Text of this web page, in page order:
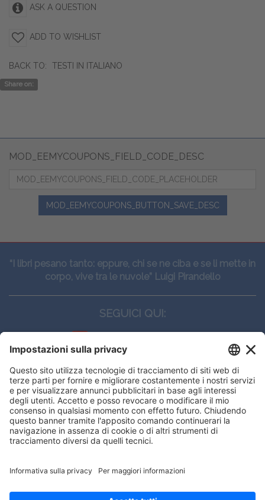
ASK A QUESTION
ADD TO WISHLIST
BACK TO: TESTI IN ITALIANO
Share on:
you get the best experience on our
MOD_EEMYCOUPONS_FIELD_CODE_DESC
MOD_EEMYCOUPONS_BUTTON_SAVE_DESC
“I libri pesano tanto: eppure, chi se ne ciba e se li mette in
corpo, vive tra le nuvole” Luigi Pirandello
SEGUICI QUI:
CONTATTI
Edi.Ermes srl
Viale E. Forlanini, 21 - 20134, Milano
(+39)027021121
E-mail:eeinfo@eenet.it
ORARI
Lunedì — Giovedì: - 08:30 - 13:00 – 14:00 - 17:30